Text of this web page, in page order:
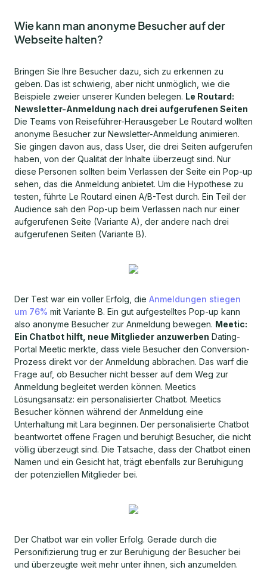
Wie kann man anonyme Besucher auf der
Webseite halten?
Bringen Sie Ihre Besucher dazu, sich zu erkennen zu
geben. Das ist schwierig, aber nicht unmöglich, wie die
Beispiele zweier unserer Kunden belegen. Le Routard:
Newsletter-Anmeldung nach drei aufgerufenen Seiten
Die Teams von Reiseführer-Herausgeber Le Routard wollten
anonyme Besucher zur Newsletter-Anmeldung animieren.
Sie gingen davon aus, dass User, die drei Seiten aufgerufen
haben, von der Qualität der Inhalte überzeugt sind. Nur
diese Personen sollten beim Verlassen der Seite ein Pop-up
sehen, das die Anmeldung anbietet. Um die Hypothese zu
testen, führte Le Routard einen A/B-Test durch. Ein Teil der
Audience sah den Pop-up beim Verlassen nach nur einer
aufgerufenen Seite (Variante A), der andere nach drei
aufgerufenen Seiten (Variante B).
Der Test war ein voller Erfolg, die Anmeldungen stiegen
um 76% mit Variante B. Ein gut aufgestelltes Pop-up kann
also anonyme Besucher zur Anmeldung bewegen. Meetic:
Ein Chatbot hilft, neue Mitglieder anzuwerben Dating-
Portal Meetic merkte, dass viele Besucher den Conversion-
Prozess direkt vor der Anmeldung abbrachen. Das warf die
Frage auf, ob Besucher nicht besser auf dem Weg zur
Anmeldung begleitet werden können. Meetics
Lösungsansatz: ein personalisierter Chatbot. Meetics
Besucher können während der Anmeldung eine
Unterhaltung mit Lara beginnen. Der personalisierte Chatbot
beantwortet offene Fragen und beruhigt Besucher, die nicht
völlig überzeugt sind. Die Tatsache, dass der Chatbot einen
Namen und ein Gesicht hat, trägt ebenfalls zur Beruhigung
der potenziellen Mitglieder bei.
Der Chatbot war ein voller Erfolg. Gerade durch die
Personifizierung trug er zur Beruhigung der Besucher bei
und überzeugte weit mehr unter ihnen, sich anzumelden.